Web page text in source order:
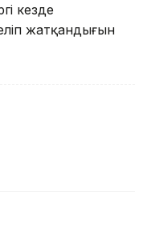
кезде
жатқандығын